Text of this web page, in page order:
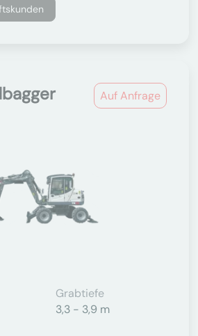
Auf Anfrage
Grabtiefe
3,3 - 3,9 m